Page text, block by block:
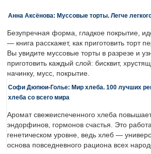
Анна Аксёнова: Муссовые торты. Легче
Безупречная форма, гладкое покрытие,
— книга расскажет, как приготовить торт
Вы увидите муссовые торты в разрезе и
приготовить каждый слой: бисквит,
начинку, мусс, покрытие.
Софи Дюпюи-Голье: Мир хлеба. 100 лучших
хлеба со всего мира
Аромат свежеиспеченного хлеба
эндорфинов, гормонов счастья. Это
генетическом уровне, ведь хлеб —
основа повседневного рациона всех